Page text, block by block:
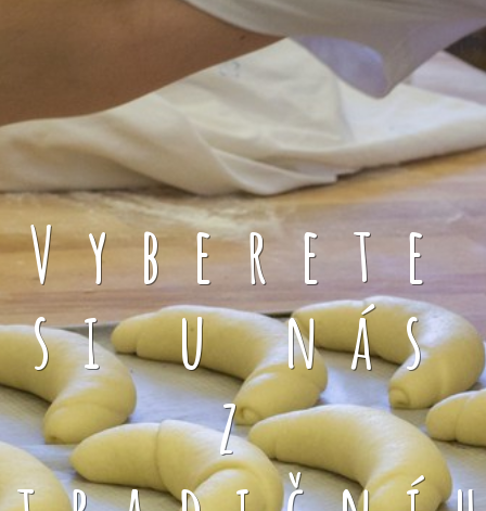
Vyberete
si u nás
z